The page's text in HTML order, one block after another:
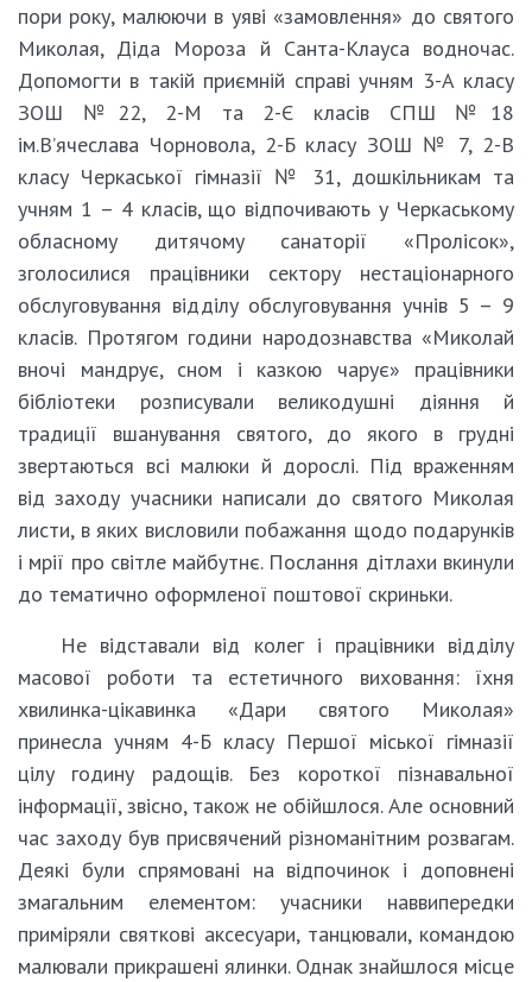
пори року, малюючи в уяві «замовлення» до святого
Миколая, Діда Мороза й Санта-Клауса водночас.
Допомогти в такій приємній справі учням 3-А класу
ЗОШ №22, 2-М та 2-Є класів СПШ №18
ім.В’ячеслава Чорновола, 2-Б класу ЗОШ № 7, 2-В
класу Черкаської гімназії № 31, дошкільникам та
учням 1 – 4 класів, що відпочивають у Черкаському
обласному дитячому санаторії «Пролісок»,
зголосилися працівники сектору нестаціонарного
обслуговування відділу обслуговування учнів 5 – 9
класів. Протягом години народознавства «Миколай
вночі мандрує, сном і казкою чарує» працівники
бібліотеки розписували великодушні діяння й
традиції вшанування святого, до якого в грудні
звертаються всі малюки й дорослі. Під враженням
від заходу учасники написали до святого Миколая
листи, в яких висловили побажання щодо подарунків
і мрії про світле майбутнє. Послання дітлахи вкинули
до тематично оформленої поштової скриньки.
Не відставали від колег і працівники відділу
масової роботи та естетичного виховання: їхня
хвилинка-цікавинка «Дари святого Миколая»
принесла учням 4-Б класу Першої міської гімназії
цілу годину радощів. Без короткої пізнавальної
інформації, звісно, також не обійшлося. Але основний
час заходу був присвячений різноманітним розвагам.
Деякі були спрямовані на відпочинок і доповнені
змагальним елементом: учасники наввипередки
приміряли святкові аксесуари, танцювали, командою
малювали прикрашені ялинки. Однак знайшлося місце